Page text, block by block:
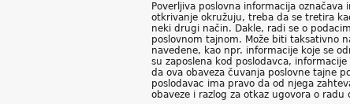
Poverljiva poslovna informacija
otkrivanje okružuju, treba da se tretira
neki drugi način. Dakle, radi se o
poslovnom tajnom. Može biti taksativno
navedene, kao npr. informacije koje se
su zaposlena kod poslodavca,
da ova obaveza čuvanja poslovne tajne
poslodavac ima pravo da od njega
obaveze i razlog za otkaz ugovora o radu